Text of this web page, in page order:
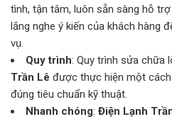
tình, tận tâm, luôn sẵn sàng hỗ
lắng nghe ý kiến của khách hàng
vụ.
Quy trình: Quy trình sửa chữa
Trần Lê được thực hiện một
đúng tiêu chuẩn kỹ thuật.
Nhanh chóng: Điện Lạnh